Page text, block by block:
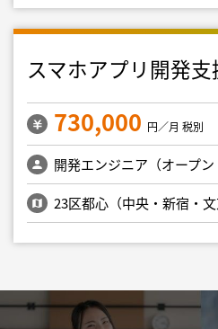
スマホアプリ開発支
730,000 円／月 税別
開発エンジニア（オープン
23区都心（中央・新宿・